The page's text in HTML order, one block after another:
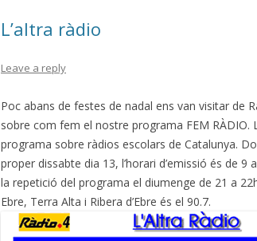
L’altra ràdio
Leave a reply
Poc abans de festes de nadal ens van visitar de
sobre com fem el nostre programa FEM RÀDIO.
programa sobre ràdios escolars de Catalunya.
proper dissabte dia 13, l’horari d’emissió és de
la repetició del programa el diumenge de 21 a
Ebre, Terra Alta i Ribera d’Ebre és el 90.7.